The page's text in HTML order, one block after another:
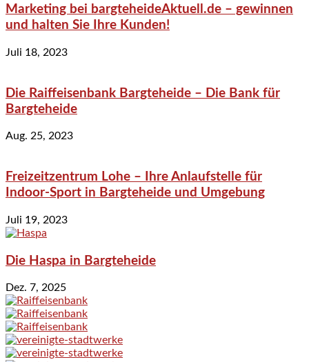
Marketing bei bargteheideAktuell.de – gewinnen
und halten Sie Ihre Kunden!
Juli 18, 2023
Die Raiffeisenbank Bargteheide – Die Bank für
Bargteheide
Aug. 25, 2023
Freizeitzentrum Lohe – Ihre Anlaufstelle für
Indoor-Sport in Bargteheide und Umgebung
Juli 19, 2023
Die Haspa in Bargteheide
Dez. 7, 2025